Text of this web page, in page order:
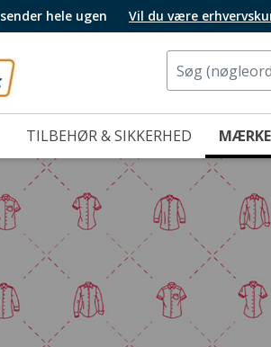
hele ugen Vil du være
TILBEHØR & SIKKERHED